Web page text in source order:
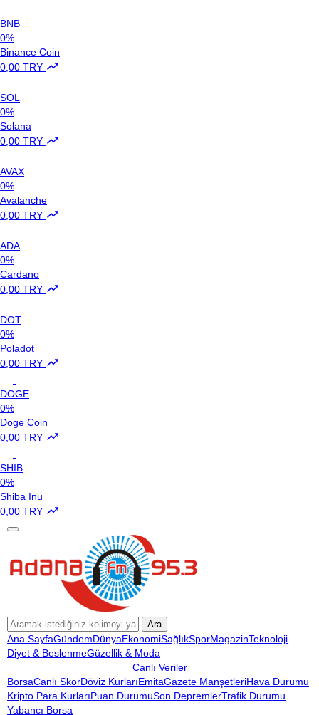
BNB
0%
Binance Coin
0,00 TRY
SOL
0%
Solana
0,00 TRY
AVAX
0%
Avalanche
0,00 TRY
ADA
0%
Cardano
0,00 TRY
DOT
0%
Poladot
0,00 TRY
DOGE
0%
Doge Coin
0,00 TRY
SHIB
0%
Shiba Inu
0,00 TRY
Ara
Ana SayfaGündemDünyaEkonomiSağlıkSporMagazinTeknoloji
Diyet & BeslenmeGüzellik & Moda
Canlı Veriler
BorsaCanlı SkorDöviz KurlarıEmitaGazete ManşetleriHava Durumu
Kripto Para KurlarıPuan DurumuSon DepremlerTrafik Durumu
Yabancı Borsa